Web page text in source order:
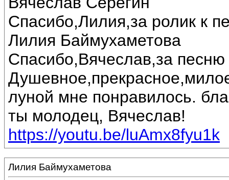
Спасибо,Лилия,за ролик к
Лилия Баймухаметова
Спасибо,Вячеслав,за песню
луной мне понравилось.
ты молодец, Вячеслав!
https://youtu.be/luAmx8fyu1k
Лилия Баймухаметова